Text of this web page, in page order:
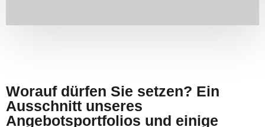
Worauf dürfen Sie setzen? Ein
Ausschnitt unseres
Angebotsportfolios und einige